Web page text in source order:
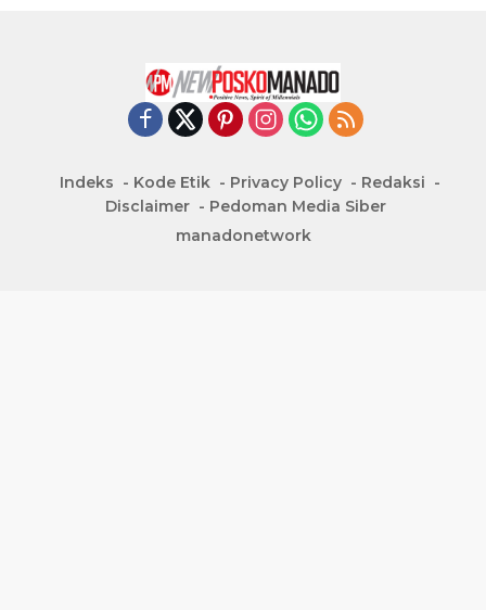
Indeks Kode Etik Privacy Policy
Redaksi
Disclaimer
Pedoman Media Siber
manadonetwork